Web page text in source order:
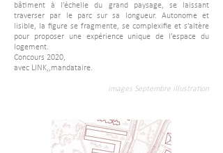
bâtiment à l’échelle du grand paysage, se laissant
traverser par le parc sur sa longueur. Autonome et
lisible, la figure se fragmente, se complexifie et s’altère
pour proposer une expérience unique de l’espace du
logement.
Concours 2020,
avec LINK,,mandataire.
images Septembre illustration